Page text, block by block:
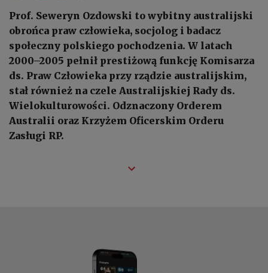
Prof. Seweryn Ozdowski to wybitny australijski
obrońca praw człowieka, socjolog i badacz
społeczny polskiego pochodzenia. W latach
2000–2005 pełnił prestiżową funkcję Komisarza
ds. Praw Człowieka przy rządzie australijskim,
stał również na czele Australijskiej Rady ds.
Wielokulturowości. Odznaczony Orderem
Australii oraz Krzyżem Oficerskim Orderu
Zasługi RP.